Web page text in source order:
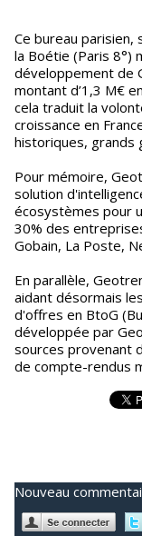
Ce bureau parisien, situé au sein du Village by CA, 55 rue de
la Boétie (Paris 8°)
développement de
montant d’1,3 M€
cela traduit la
croissance en
historiques, grands
Pour mémoire,
solution
écosystèmes pour
30% des
Gobain, La Poste,
En parallèle,
aidant désormais
d'offres en BtoG
développée par
sources provenant
de compte-rendus
Nouveau